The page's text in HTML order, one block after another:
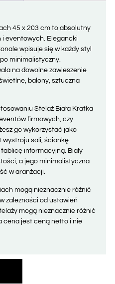
45 x 203 cm to absolutny
eventowych. Elegancki
wpisuje się w każdy styl
minimalistyczny.
na dowolne zawieszenie
balony, sztuczna
Stelaż Biała Kratka
firmowych, czy
go wykorzystać jako
sali, ściankę
informacyjną. Biały
a jego minimalistyczna
w aranżacji.
mogą nieznacznie różnić
zależności od ustawień
mogą nieznacznie różnić
cena jest ceną netto i nie